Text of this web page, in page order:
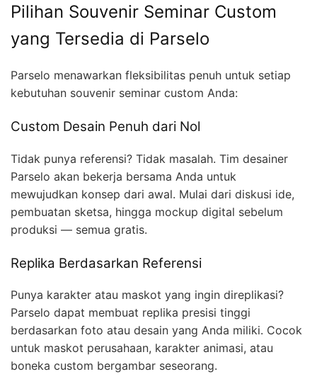
Pilihan Souvenir Seminar Custom
yang Tersedia di Parselo
Parselo menawarkan fleksibilitas penuh untuk setiap
kebutuhan souvenir seminar custom Anda:
Custom Desain Penuh dari Nol
Tidak punya referensi? Tidak masalah. Tim desainer
Parselo akan bekerja bersama Anda untuk
mewujudkan konsep dari awal. Mulai dari diskusi ide,
pembuatan sketsa, hingga mockup digital sebelum
produksi — semua gratis.
Replika Berdasarkan Referensi
Punya karakter atau maskot yang ingin direplikasi?
Parselo dapat membuat replika presisi tinggi
berdasarkan foto atau desain yang Anda miliki. Cocok
untuk maskot perusahaan, karakter animasi, atau
boneka custom bergambar seseorang.